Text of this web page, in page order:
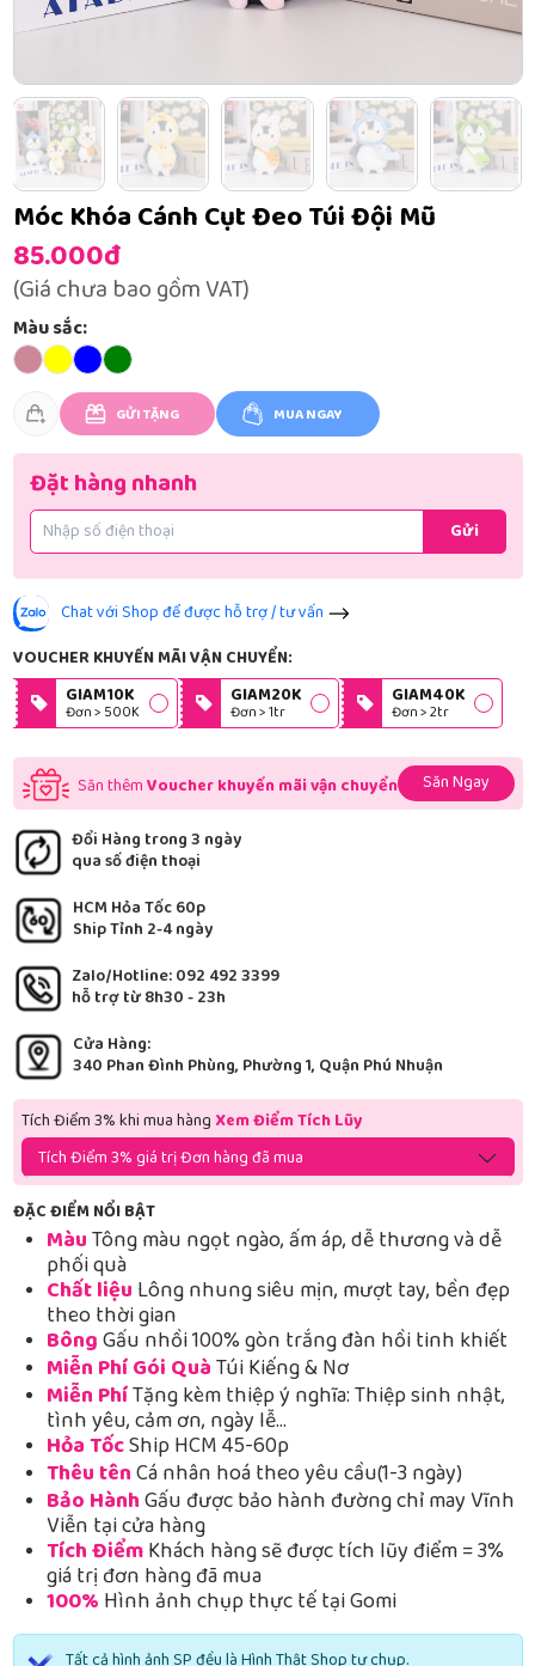
Móc Khóa Cánh Cụt Đeo Túi Đội Mũ
85.000đ
(Giá chưa bao gồm VAT)
Màu sắc:
GỬI TẶNG MUA NGAY
Đặt hàng nhanh
Gửi
Chat với Shop để được hỗ trợ / tư vấn
VOUCHER KHUYẾN MÃI VẬN CHUYỂN:
GIAM10K
Đơn > 500K
GIAM20K
Đơn > 1tr
GIAM40K
Đơn > 2tr
Săn thêmVoucher khuyến mãi vận chuyển Săn Ngay
Đổi Hàng trong 3 ngày
qua số điện thoại
HCM Hỏa Tốc 60p
Ship Tỉnh 2-4 ngày
Zalo/Hotline: 092 492 3399
hỗ trợ từ 8h30 - 23h
Cửa Hàng:
340 Phan Đình Phùng, Phường 1, Quận Phú Nhuận
Tích Điểm 3% khi mua hàng Xem Điểm Tích Lũy
Tích Điểm 3% giá trị Đơn hàng đã mua
ĐẶC ĐIỂM NỔI BẬT
MàuTông màu ngọt ngào, ấm áp, dễ thương và dễ
phối quà
Chất liệu Lông nhung siêu mịn, mượt tay, bền đẹp
theo thời gian
BôngGấu nhồi 100% gòn trắng đàn hồi tinh khiết
Miễn Phí Gói QuàTúi Kiếng & Nơ
Miễn PhíTặng kèm thiệp ý nghĩa: Thiệp sinh nhật,
tình yêu, cảm ơn, ngày lễ…
Hỏa TốcShip HCM 45-60p
Thêu tênCá nhân hoá theo yêu cầu(1-3 ngày)
Bảo HànhGấu được bảo hành đường chỉ may Vĩnh
Viễn tại cửa hàng
Tích ĐiểmKhách hàng sẽ được tích lũy điểm = 3%
giá trị đơn hàng đã mua
100% Hình ảnh chụp thực tế tại Gomi